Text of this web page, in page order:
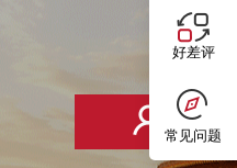
好差评
常见问题
个人登